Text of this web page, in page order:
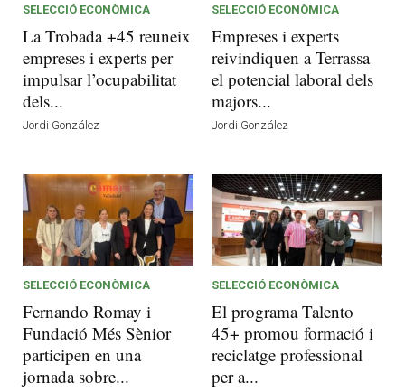
SELECCIÓ ECONÒMICA
La Trobada +45 reuneix
empreses i experts per
impulsar l’ocupabilitat
dels...
Jordi González
SELECCIÓ ECONÒMICA
Empreses i experts
reivindiquen a Terrassa
el potencial laboral dels
majors...
Jordi González
SELECCIÓ ECONÒMICA
Fernando Romay i
Fundació Més Sènior
participen en una
jornada sobre...
SELECCIÓ ECONÒMICA
El programa Talento
45+ promou formació i
reciclatge professional
per a...